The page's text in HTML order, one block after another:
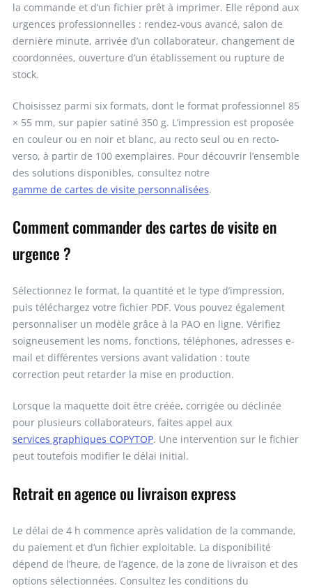
la commande et d’un fichier prêt à imprimer. Elle répond aux
urgences professionnelles : rendez-vous avancé, salon de
dernière minute, arrivée d’un collaborateur, changement de
coordonnées, ouverture d’un établissement ou rupture de
stock.
Choisissez parmi six formats, dont le format professionnel 85
× 55 mm, sur papier satiné 350 g. L’impression est proposée
en couleur ou en noir et blanc, au recto seul ou en recto-
verso, à partir de 100 exemplaires. Pour découvrir l’ensemble
des solutions disponibles, consultez notre
gamme de cartes de visite personnalisées.
Comment commander des cartes de visite en
urgence ?
Sélectionnez le format, la quantité et le type d’impression,
puis téléchargez votre fichier PDF. Vous pouvez également
personnaliser un modèle grâce à la PAO en ligne. Vérifiez
soigneusement les noms, fonctions, téléphones, adresses e-
mail et différentes versions avant validation : toute
correction peut retarder la mise en production.
Lorsque la maquette doit être créée, corrigée ou déclinée
pour plusieurs collaborateurs, faites appel aux
services graphiques COPYTOP. Une intervention sur le fichier
peut toutefois modifier le délai initial.
Retrait en agence ou livraison express
Le délai de 4 h commence après validation de la commande,
du paiement et d’un fichier exploitable. La disponibilité
dépend de l’heure, de l’agence, de la zone de livraison et des
options sélectionnées. Consultez les conditions du